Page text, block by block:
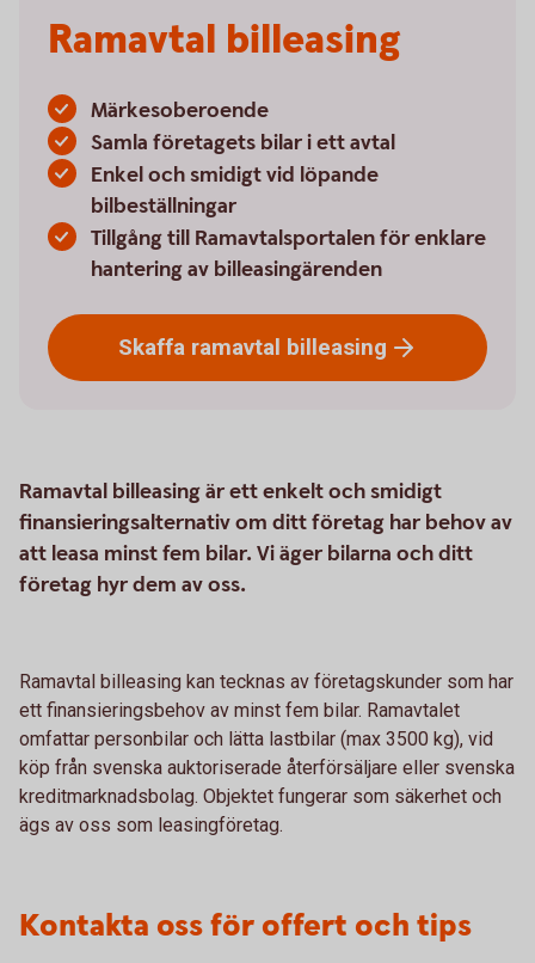
Ramavtal billeasing
Märkesoberoende
Samla företagets bilar i ett avtal
Enkel och smidigt vid löpande
bilbeställningar
Tillgång till Ramavtalsportalen för enklare
hantering av billeasingärenden
Skaffa ramavtal billeasing
Ramavtal billeasing är ett enkelt och smidigt
finansieringsalternativ om ditt företag har behov av
att leasa minst fem bilar. Vi äger bilarna och ditt
företag hyr dem av oss.
Ramavtal billeasing kan tecknas av företagskunder som har
ett finansieringsbehov av minst fem bilar. Ramavtalet
omfattar personbilar och lätta lastbilar (max 3500 kg), vid
köp från svenska auktoriserade återförsäljare eller svenska
kreditmarknadsbolag. Objektet fungerar som säkerhet och
ägs av oss som leasingföretag.
Kontakta oss för offert och tips